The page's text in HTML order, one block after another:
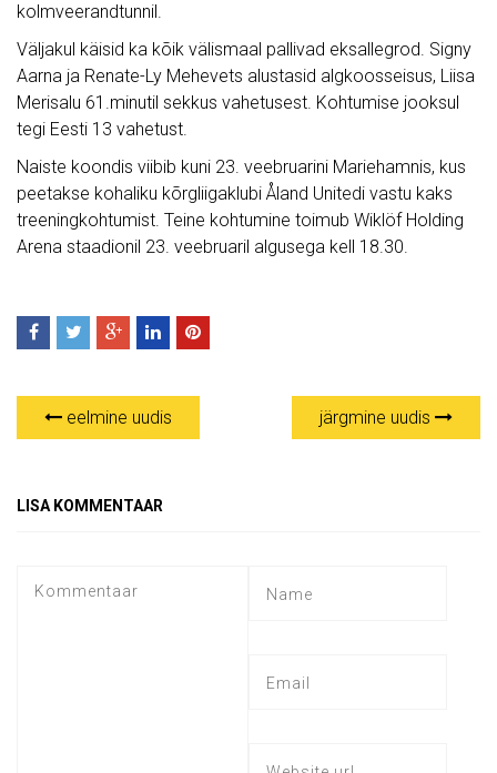
kolmveerandtunnil.
Väljakul käisid ka kõik välismaal pallivad eksallegrod. Signy
Aarna ja Renate-Ly Mehevets alustasid algkoosseisus, Liisa
Merisalu 61.minutil sekkus vahetusest. Kohtumise jooksul
tegi Eesti 13 vahetust.
Naiste koondis viibib kuni 23. veebruarini Mariehamnis, kus
peetakse kohaliku kõrgliigaklubi Åland Unitedi vastu kaks
treeningkohtumist. Teine kohtumine toimub Wiklöf Holding
Arena staadionil 23. veebruaril algusega kell 18.30.
eelmine uudis järgmine uudis
LISA KOMMENTAAR